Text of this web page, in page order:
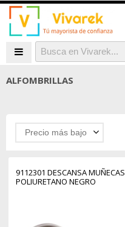
ALFOMBRILLAS
Precio más bajo
9112301 DESCANSA MUÑECAS
POLIURETANO NEGRO